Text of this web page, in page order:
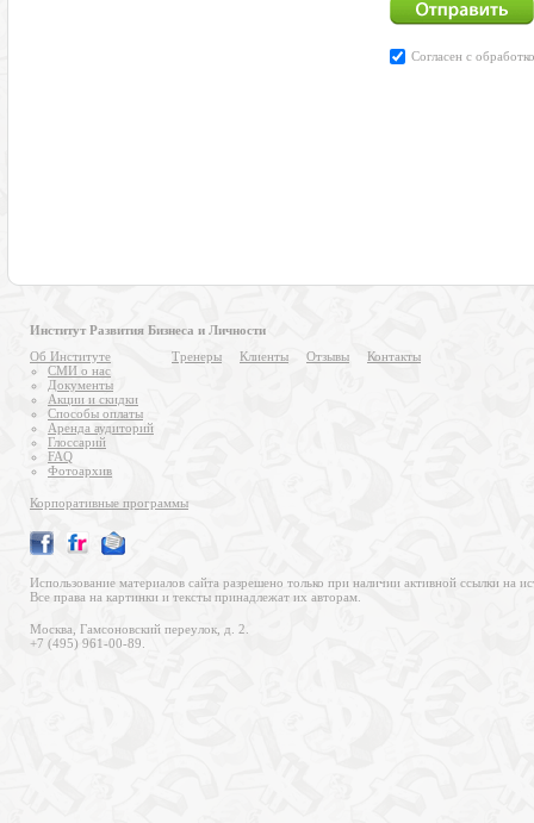
Институт Развития Бизнеса и Личности
Об Институте
СМИ о нас
Документы
Акции и скидки
Способы оплаты
Аренда аудиторий
Глоссарий
FAQ
Фотоархив
Тренеры Клиенты Отзывы Контакты
Корпоративные программы
Использование материалов сайта разрешено только при наличии активной ссылки на
Все права на картинки и тексты принадлежат их авторам.
Москва, Гамсоновский переулок, д. 2.
+7 (495) 961-00-89.